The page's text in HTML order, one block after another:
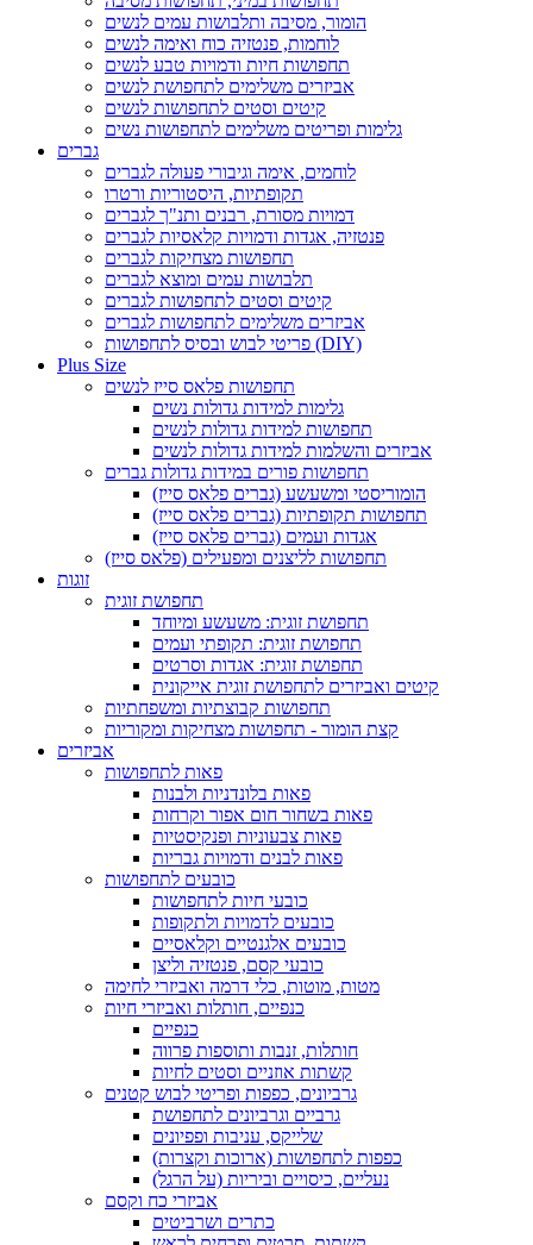
הומור, מסיבה ותלבושות עמים לנשים
לוחמות, פנטזיה כוח ואימה לנשים
תחפושות חיות ודמויות טבע לנשים
אביזרים משלימים לתחפושת לנשים
קיטים וסטים לתחפושות לנשים
גלימות ופריטים משלימים לתחפושות נשים
גברים
לוחמים, אימה וגיבורי פעולה לגברים
תקופתיות, היסטוריות ורטרו
דמויות מסורת, רבנים ותנ"ך לגברים
פנטזיה, אגדות ודמויות קלאסיות לגברים
תחפושות מצחיקות לגברים
תלבושות עמים ומוצא לגברים
קיטים וסטים לתחפושות לגברים
אביזרים משלימים לתחפושות לגברים
פריטי לבוש ובסיס לתחפושות (DIY)
Plus Size
תחפושות פלאס סייז לנשים
גלימות למידות גדולות נשים
תחפושות למידות גדולות לנשים
אביזרים והשלמות למידות גדולות לנשים
תחפושות פורים במידות גדולות גברים
הומוריסטי ומשעשע (גברים פלאס סייז)
תחפושות תקופתיות (גברים פלאס סייז)
אגדות ועמים (גברים פלאס סייז)
תחפושות לליצנים ומפעילים (פלאס סייז)
זוגות
תחפושת זוגית
תחפושת זוגית: משעשע ומיוחד
תחפושת זוגית: תקופתי ועמים
תחפושת זוגית: אגדות וסרטים
קיטים ואביזרים לתחפושת זוגית אייקונית
תחפושות קבוצתיות ומשפחתיות
קצת הומור - תחפושות מצחיקות ומקוריות
אביזרים
פאות לתחפושות
פאות בלונדניות ולבנות
פאות בשחור חום אפור וקרחות
פאות צבעוניות ופנקיסטיות
פאות לבנים ודמויות גבריות
כובעים לתחפושות
כובעי חיות לתחפושות
כובעים לדמויות ולתקופות
כובעים אלגנטיים וקלאסיים
כובעי קסם, פנטזיה וליצן
מטות, מוטות, כלי דרמה ואביזרי לחימה
כנפיים, חותלות ואביזרי חיות
כנפיים
חותלות, זנבות ותוספות פרווה
קשתות אוזניים וסטים לחיות
גרביונים, כפפות ופריטי לבוש קטנים
גרביים וגרביונים לתחפושת
שלייקס, עניבות ופפיונים
כפפות לתחפושות (ארוכות וקצרות)
נעליים, כיסויים וביריות (על הרגל)
אביזרי כח וקסם
כתרים ושרביטים